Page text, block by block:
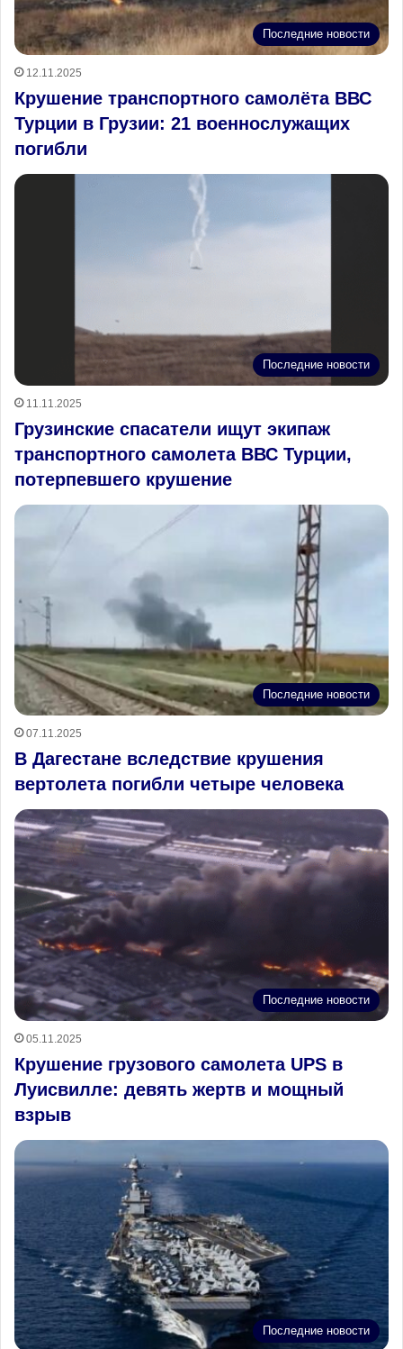
Последние новости
12.11.2025
Крушение транспортного самолёта ВВС
Турции в Грузии: 21 военнослужащих
погибли
Последние новости
11.11.2025
Грузинские спасатели ищут экипаж
транспортного самолета ВВС Турции,
потерпевшего крушение
Последние новости
07.11.2025
В Дагестане вследствие крушения
вертолета погибли четыре человека
Последние новости
05.11.2025
Крушение грузового самолета UPS в
Луисвилле: девять жертв и мощный
взрыв
Последние новости